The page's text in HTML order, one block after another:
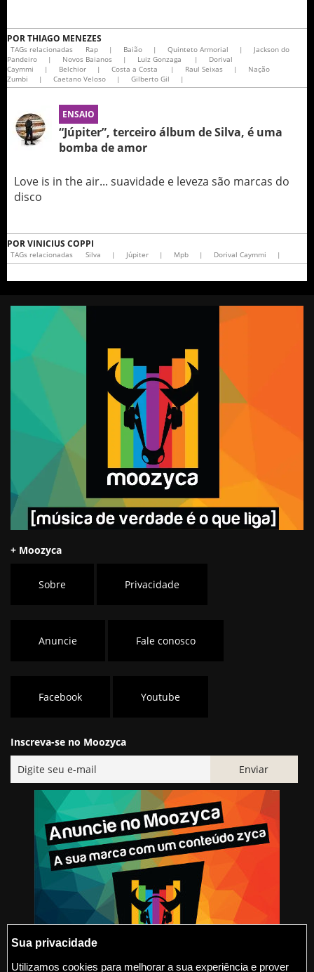
PORTHIAGO MENEZES
TAGs relacionadas Rap | Baião | Quinteto Armorial |
Jackson do
Pandeiro
| Novos Baianos | Luiz Gonzaga |
Dorival
Caymmi
| Belchior | Costa a Costa | Raul Seixas |
Nação
Zumbi
| Caetano Veloso | Gilberto Gil |
ENSAIO
“Júpiter”, terceiro álbum de Silva, é uma
bomba de amor
Love is in the air... suavidade e leveza são marcas do
disco
PORVINICIUS COPPI
TAGs relacionadas Silva | Júpiter | Mpb | Dorival Caymmi |
+ Moozyca
Sobre Privacidade
Anuncie Fale conosco
Facebook Youtube
Inscreva-se no Moozyca
Sua privacidade
Utilizamos cookies para melhorar a sua experiência e prover